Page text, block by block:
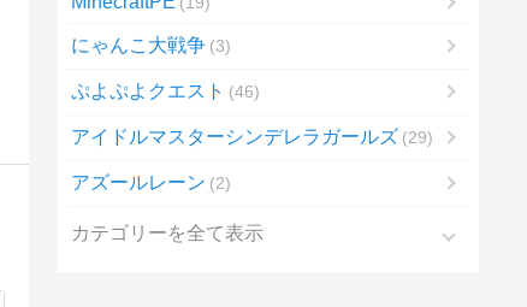
にゃんこ大戦争 3
ぷよぷよクエスト 46
アイドルマスターシンデレラガールズ 29
アズールレーン 2
カテゴリーを全て表示